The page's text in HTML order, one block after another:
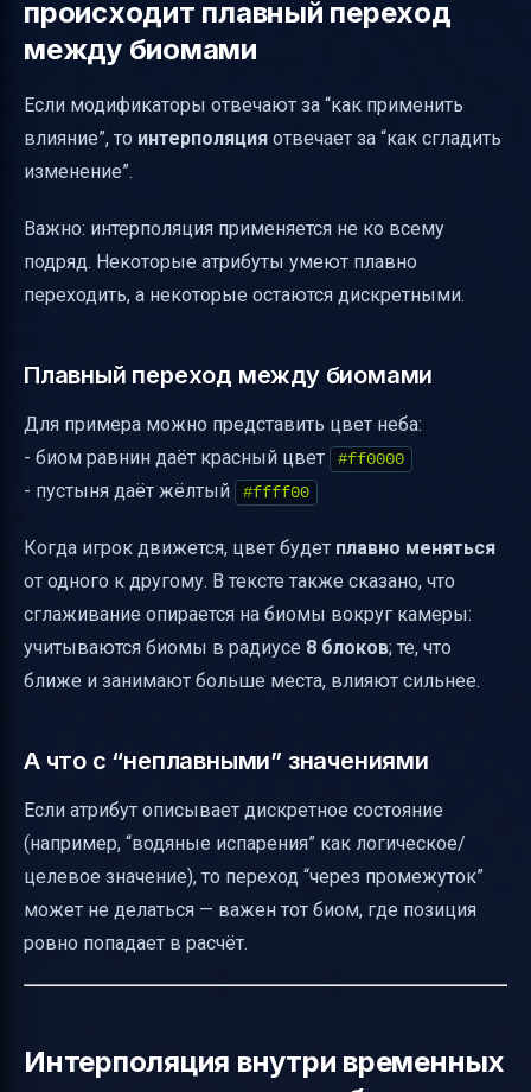
происходит плавный переход
между биомами
Если модификаторы отвечают за “как применить
влияние”, то интерполяция отвечает за “как сгладить
изменение”.
Важно: интерполяция применяется не ко всему
подряд. Некоторые атрибуты умеют плавно
переходить, а некоторые остаются дискретными.
Плавный переход между биомами
Для примера можно представить цвет неба:
- биом равнин даёт красный цвет
#ff0000
- пустыня даёт жёлтый #ffff00
Когда игрок движется, цвет будет плавно меняться
от одного к другому. В тексте также сказано, что
сглаживание опирается на биомы вокруг камеры:
учитываются биомы в радиусе 8 блоков; те, что
ближе и занимают больше места, влияют сильнее.
А что с “неплавными” значениями
Если атрибут описывает дискретное состояние
(например, “водяные испарения” как логическое/
целевое значение), то переход “через промежуток”
может не делаться — важен тот биом, где позиция
ровно попадает в расчёт.
Интерполяция внутри временных